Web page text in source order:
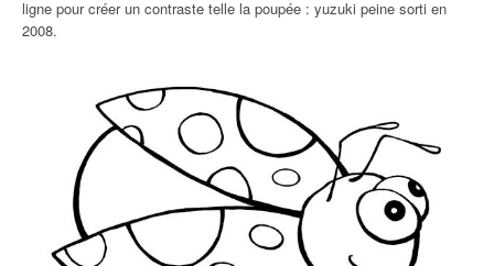
ligne pour créer un contraste telle la poupée : yuzuki peine sorti en
2008.